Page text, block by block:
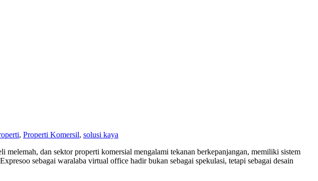
, Properti Komersil, solusi kaya
dan sektor properti komersial mengalami tekanan berkepanjangan, memiliki sistem
sebagai waralaba virtual office hadir bukan sebagai spekulasi, tetapi sebagai desain